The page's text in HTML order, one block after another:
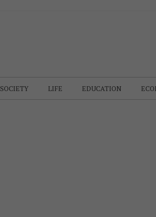
SOCIETY LIFE EDUCATION